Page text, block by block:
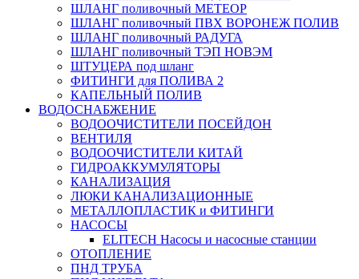
ШЛАНГ поливочный МЕТЕОР
ШЛАНГ поливочный ПВХ ВОРОНЕЖ ПОЛИВ
ШЛАНГ поливочный РАДУГА
ШЛАНГ поливочный ТЭП НОВЭМ
ШТУЦЕРА под шланг
ФИТИНГИ для ПОЛИВА 2
КАПЕЛЬНЫЙ ПОЛИВ
ВОДОСНАБЖЕНИЕ
ВОДООЧИСТИТЕЛИ ПОСЕЙДОН
ВЕНТИЛЯ
ВОДООЧИСТИТЕЛИ КИТАЙ
ГИДРОАККУМУЛЯТОРЫ
КАНАЛИЗАЦИЯ
ЛЮКИ КАНАЛИЗАЦИОННЫЕ
МЕТАЛЛОПЛАСТИК и ФИТИНГИ
НАСОСЫ
ELITECH Насосы и насосные станции
ОТОПЛЕНИЕ
ПНД ТРУБА